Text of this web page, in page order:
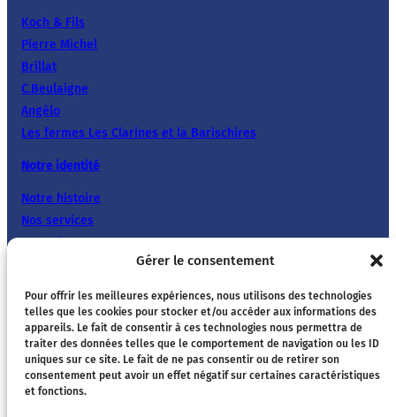
Gérer le consentement
Pour offrir les meilleures expériences, nous utilisons des technologies
telles que les cookies pour stocker et/ou accéder aux informations des
appareils. Le fait de consentir à ces technologies nous permettra de
traiter des données telles que le comportement de navigation ou les ID
uniques sur ce site. Le fait de ne pas consentir ou de retirer son
consentement peut avoir un effet négatif sur certaines caractéristiques
et fonctions.
Koch & Fils
Pierre Michel
Brillat
C.Beulaigne
Angélo
Les fermes Les Clarines et la Barischires
Notre identité
Notre histoire
Nos services
Nos valeurs
Nous rejoindre
Pourquoi nous rejoindre ?
Nos métiers